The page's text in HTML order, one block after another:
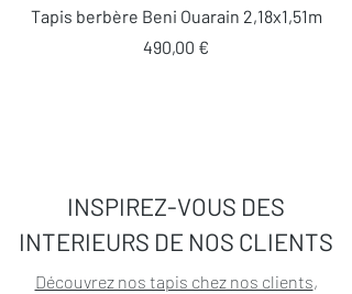
Tapis berbère Beni Ouarain 2,18x1,51m
Prix
490,00 €
INSPIREZ-VOUS DES
INTERIEURS DE NOS CLIENTS
Découvrez nos tapis chez nos clients,